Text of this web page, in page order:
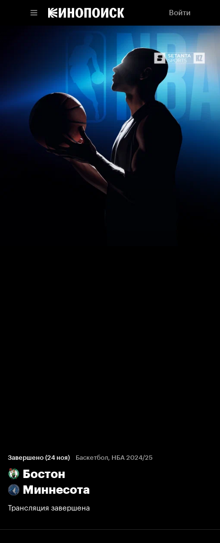
Войти
Завершено (24 ноя) Баскетбол, НБА 2024/25
Бостон
Миннесота
Трансляция завершена